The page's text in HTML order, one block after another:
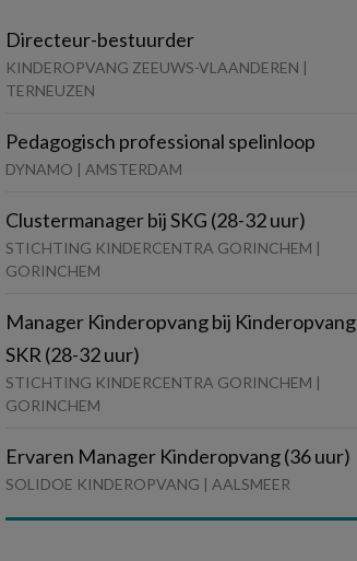
Directeur-bestuurder
KINDEROPVANG ZEEUWS-VLAANDEREN |
TERNEUZEN
Pedagogisch professional spelinloop
DYNAMO | AMSTERDAM
Clustermanager bij SKG (28-32 uur)
STICHTING KINDERCENTRA GORINCHEM |
GORINCHEM
Manager Kinderopvang bij Kinderopvang
SKR (28-32 uur)
STICHTING KINDERCENTRA GORINCHEM |
GORINCHEM
Ervaren Manager Kinderopvang (36 uur)
SOLIDOE KINDEROPVANG | AALSMEER